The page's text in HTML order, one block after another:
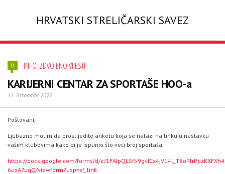
HRVATSKI STRELIČARSKI SAVEZ
0 INFO IZDVOJENO VIJESTI
KARIJERNI CENTAR ZA SPORTAŠE HOO-a
11. listopada 2022
Poštovani,
Ljubazno molim da proslijedite anketu koja se nalazi na linku u nastavku
vašim klubovima kako bi je ispunio što veći broj sportaša.
https://docs.google.com/forms/d/e/
6uxA7uqQ/viewform?usp=sf_link